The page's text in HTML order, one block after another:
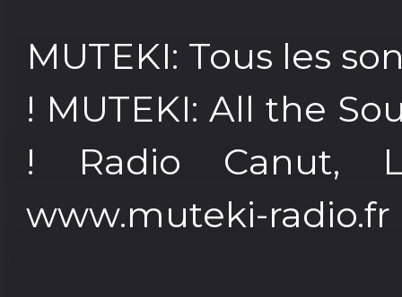
MUTEKI: Tous les
! MUTEKI: All the
! Radio Canut,
www.muteki-radio.fr